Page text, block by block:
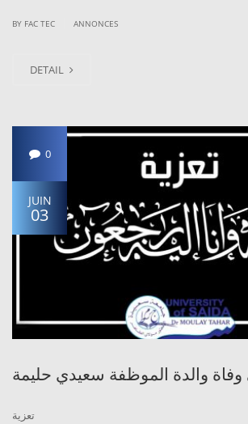
BY FAC TEC ANNONCES
DETAIL
0
JUIN
03
والدة الموظفة سعيدي حليمة
تعزية